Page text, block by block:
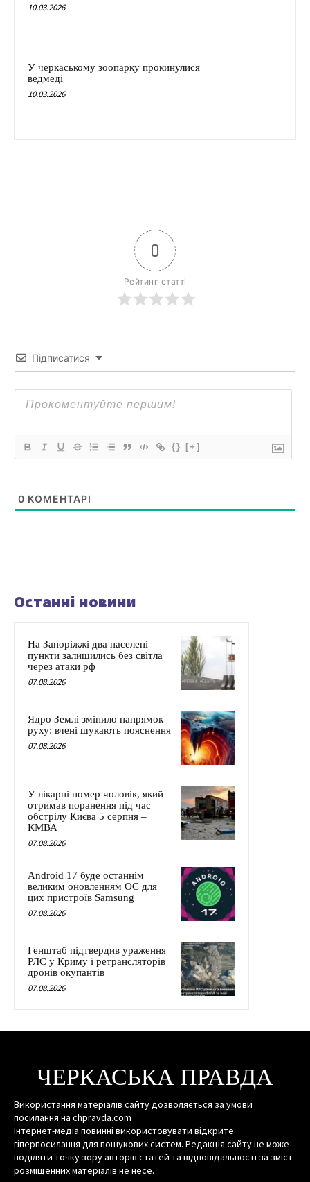
10.03.2026
У черкаському зоопарку прокинулися
ведмеді
10.03.2026
0
Рейтинг статті
Підписатися
{} [+]
0 КОМЕНТАРІ
Останні новини
На Запоріжжі два населені
пункти залишились без світла
через атаки рф
07.08.2026
Ядро Землі змінило напрямок
руху: вчені шукають пояснення
07.08.2026
У лікарні помер чоловік, який
отримав поранення під час
обстрілу Києва 5 серпня –
КМВА
07.08.2026
Android 17 буде останнім
великим оновленням ОС для
цих пристроїв Samsung
07.08.2026
Генштаб підтвердив ураження
РЛС у Криму і ретрансляторів
дронів окупантів
07.08.2026
ЧЕРКАСЬКА ПРАВДА
Використання матеріалів сайту дозволяється за умови
посилання на chpravda.com
Інтернет-медіа повинні використовувати відкрите
гіперпосилання для пошукових систем. Редакція сайту не може
поділяти точку зору авторів статей та відповідальності за зміст
розміщенних матеріалів не несе.